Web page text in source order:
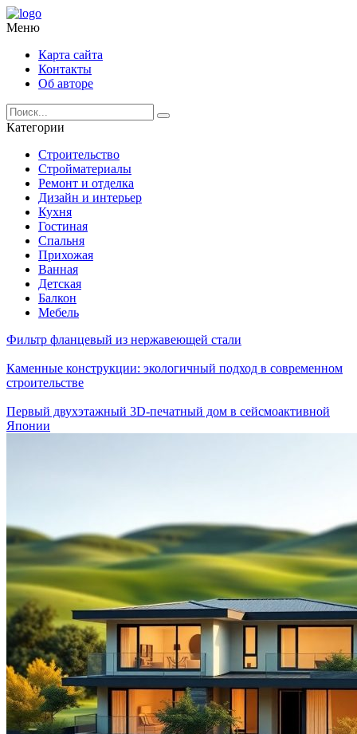
Меню
Карта сайта
Контакты
Об авторе
Категории
Строительство
Стройматериалы
Ремонт и отделка
Дизайн и интерьер
Кухня
Гостиная
Спальня
Прихожая
Ванная
Детская
Балкон
Мебель
Фильтр фланцевый из нержавеющей стали
Каменные конструкции: экологичный подход в современном
строительстве
Первый двухэтажный 3D-печатный дом в сейсмоактивной
Японии